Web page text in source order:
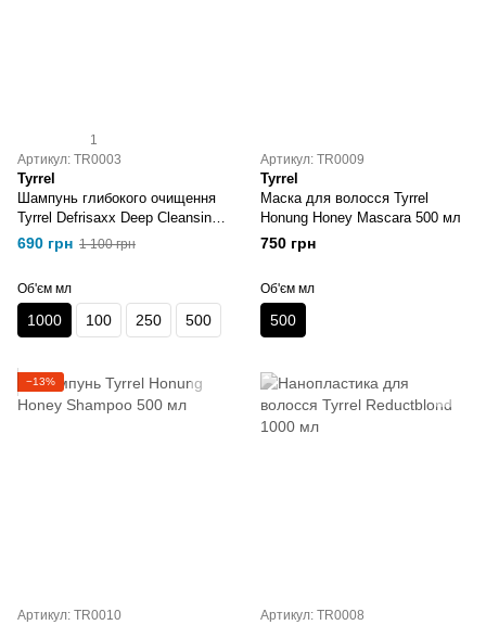
1
Артикул: TR0003
Tyrrel
Шампунь глибокого очищення
Tyrrel Defrisaxx Deep Cleansing
1000 мл
690 грн 1 100 грн
Об'єм мл
1000 100 250 500
Артикул: TR0009
Tyrrel
Маска для волосся Tyrrel
Honung Honey Mascara 500 мл
750 грн
Об'єм мл
500
−13%
Артикул: TR0010 Артикул: TR0008